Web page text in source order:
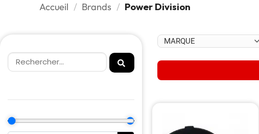
Accueil / Brands / Power Division